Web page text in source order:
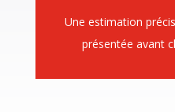
Une estimation
présentée avant